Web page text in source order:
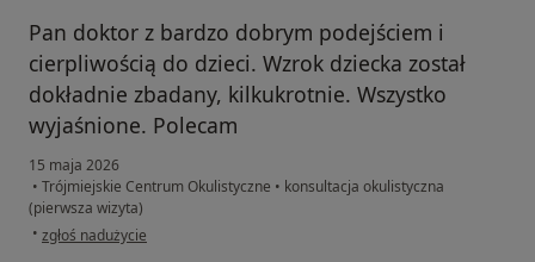
Pan doktor z bardzo dobrym podejściem i
cierpliwością do dzieci. Wzrok dziecka został
dokładnie zbadany, kilkukrotnie. Wszystko
wyjaśnione. Polecam
15 maja 2026
• Trójmiejskie Centrum Okulistyczne • konsultacja okulistyczna
(pierwsza wizyta)
• w opinii użytkownika Asia
zgłoś nadużycie